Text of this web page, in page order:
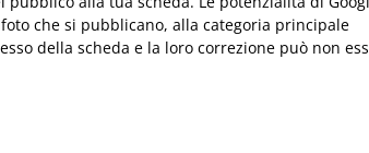
che si pubblicano, alla categoria principale
della scheda e la loro correzione può non